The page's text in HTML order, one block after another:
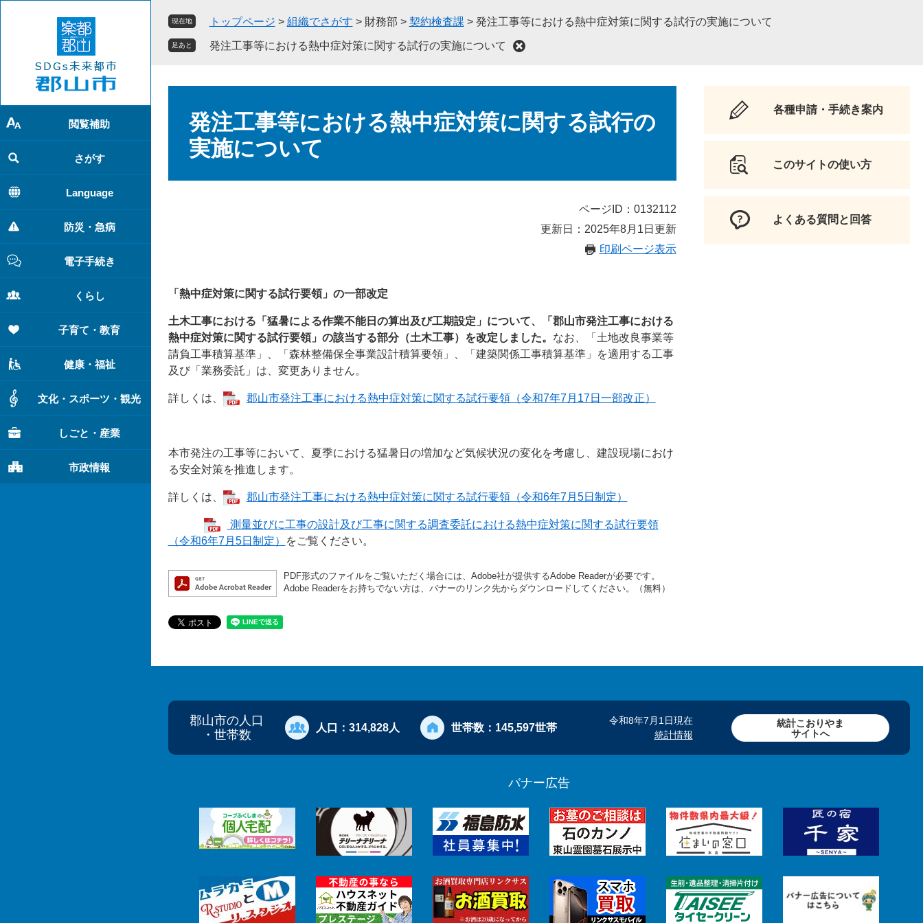
で
す
。
ば
し
て
本
文
へ
閲覧補助
さがす
Language
防災・急病
電子手続き
くらし
子育て・教育
健康・福祉
文化・スポーツ・観光
しごと・産業
市政情報
現在地 トップページ > 組織でさがす > 財務部 > 契約検査課 > 発注工事等における熱中症対策に関する試行の実施について
足あと 発注工事等における熱中症対策に関する試行の実施について
発注工事等における熱中症対策に関する試行の
実施について
ページID：0132112
更新日：2025年8月1日更新
印刷ページ表示
「熱中症対策に関する試行要領」の一部改定
土木工事における「猛暑による作業不能日の算出及び工期設定」について、「郡山市発注工事における
熱中症対策に関する試行要領」の該当する部分（土木工事）を改定しました。 なお、「土地改良事業等
請負工事積算基準」、「森林整備保全事業設計積算要領」、「建築関係工事積算基準」を適用する工事
及び「業務委託」は、変更ありません。
詳しくは、 郡山市発注工事における熱中症対策に関する試行要領（令和7年7月17日一部改正）
本市発注の工事等において、夏季における猛暑日の増加など気候状況の変化を考慮し、建設現場におけ
る安全対策を推進します。
詳しくは、 郡山市発注工事における熱中症対策に関する試行要領（令和6年7月5日制定）
測量並びに工事の設計及び工事に関する調査委託における熱中症対策に関する試行要領
（令和6年7月5日制定）
をご覧ください。
PDF形式のファイルをご覧いただく場合には、Adobe社が提供するAdobe Readerが必要です。
Adobe Readerをお持ちでない方は、バナーのリンク先からダウンロードしてください。（無料）
各種申請・手続き案内
このサイトの使い方
よくある質問と回答
郡山市の人口
・世帯数
人口： 314,828人 世帯数： 145,597世帯
令和8年7月1日現在
統計情報
統計こおりやま
サイトへ
バナー広告